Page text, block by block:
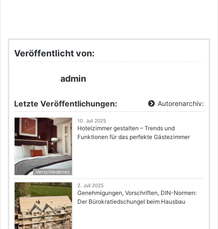
Veröffentlicht von:
admin
Letzte Veröffentlichungen: Autorenarchiv:
Verschiedenes
10. Juli 2025
Hotelzimmer gestalten – Trends und
Funktionen für das perfekte Gästezimmer
2. Juli 2025
Genehmigungen, Vorschriften, DIN-Normen:
Der Bürokratiedschungel beim Hausbau